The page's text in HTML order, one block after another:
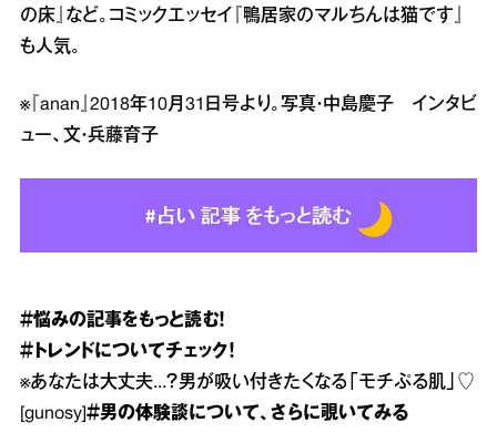
の床』など。コミックエッセイ『鴨居家のマルちんは猫です』
も人気。
※『anan』2018年10月31日号より。写真・中島慶子 インタビ
ュー、文・兵藤育子
＃悩みの記事をもっと読む！
＃トレンドについてチェック！
※あなたは大丈夫...？男が吸い付きたくなる「モチぷる肌」♡
[gunosy] ＃男の体験談について、さらに覗いてみる